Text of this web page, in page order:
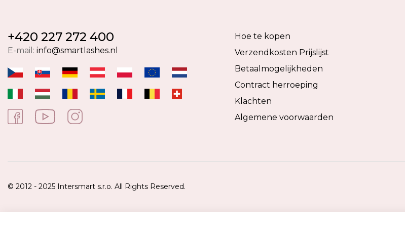
+420 227 272 400
E-mail: info@smartlashes.nl
Hoe te kopen
Verzendkosten Prijslijst
Betaalmogelijkheden
Contract herroeping
Klachten
Algemene voorwaarden
© 2012 - 2025 Intersmart s.r.o. All Rights Reserved.